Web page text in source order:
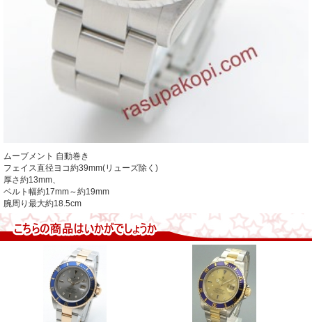
ムーブメント 自動巻き
フェイス直径ヨコ約39mm(リューズ除く)
厚さ約13mm、
ベルト幅約17mm～約19mm
腕周り最大約18.5cm